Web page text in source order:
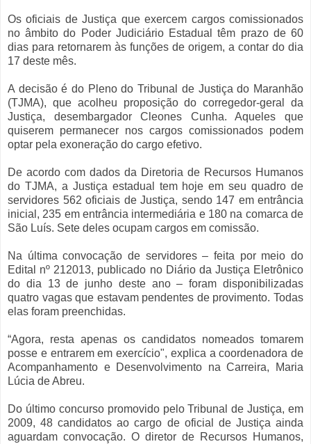
Os oficiais de Justiça que exercem cargos comissionados
no âmbito do Poder Judiciário Estadual têm prazo de 60
dias para retornarem às funções de origem, a contar do dia
17 deste mês.
A decisão é do Pleno do Tribunal de Justiça do Maranhão
(TJMA), que acolheu proposição do corregedor-geral da
Justiça, desembargador Cleones Cunha. Aqueles que
quiserem permanecer nos cargos comissionados podem
optar pela exoneração do cargo efetivo.
De acordo com dados da Diretoria de Recursos Humanos
do TJMA, a Justiça estadual tem hoje em seu quadro de
servidores 562 oficiais de Justiça, sendo 147 em entrância
inicial, 235 em entrância intermediária e 180 na comarca de
São Luís. Sete deles ocupam cargos em comissão.
Na última convocação de servidores – feita por meio do
Edital nº 212013, publicado no Diário da Justiça Eletrônico
do dia 13 de junho deste ano – foram disponibilizadas
quatro vagas que estavam pendentes de provimento. Todas
elas foram preenchidas.
“Agora, resta apenas os candidatos nomeados tomarem
posse e entrarem em exercício", explica a coordenadora de
Acompanhamento e Desenvolvimento na Carreira, Maria
Lúcia de Abreu.
Do último concurso promovido pelo Tribunal de Justiça, em
2009, 48 candidatos ao cargo de oficial de Justiça ainda
aguardam convocação. O diretor de Recursos Humanos,